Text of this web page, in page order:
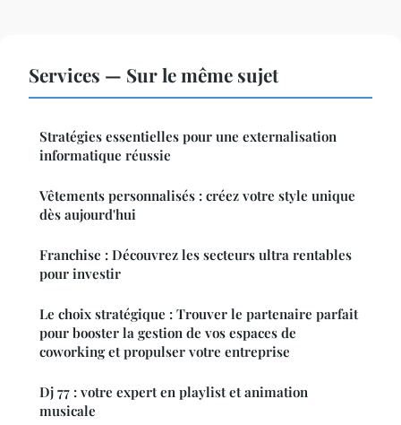
Services — Sur le même sujet
Stratégies essentielles pour une externalisation
informatique réussie
Vêtements personnalisés : créez votre style unique
dès aujourd'hui
Franchise : Découvrez les secteurs ultra rentables
pour investir
Le choix stratégique : Trouver le partenaire parfait
pour booster la gestion de vos espaces de
coworking et propulser votre entreprise
Dj 77 : votre expert en playlist et animation
musicale